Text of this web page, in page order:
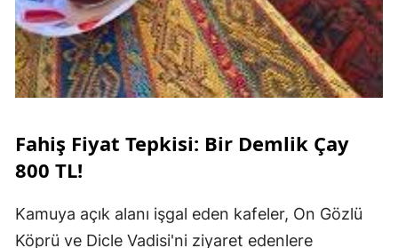
Fahiş Fiyat Tepkisi: Bir Demlik Çay
800 TL!
Kamuya açık alanı işgal eden kafeler, On Gözlü
Köprü ve Dicle Vadisi'ni ziyaret edenlere